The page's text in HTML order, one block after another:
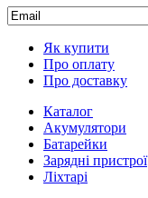
Як купити
Про оплату
Про доставку
Каталог
Акумулятори
Батарейки
Зарядні пристрої
Ліхтарі